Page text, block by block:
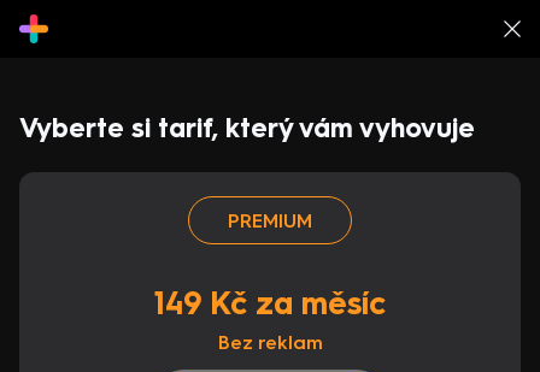
Vyberte si tarif, který vám vyhovuje
PREMIUM
149 Kč za měsíc
Bez reklam